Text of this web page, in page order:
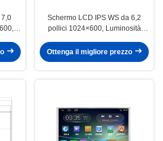
7,0
Schermo LCD IPS WS da 6,2
pollici 1024×600, Luminosità
industriali
Ottenga il migliore prezzo